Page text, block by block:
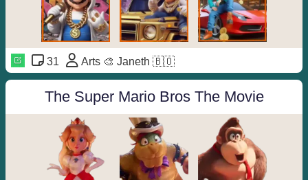
31 Arts 🎨 Janeth 🇧🇴
The Super Mario Bros The Movie